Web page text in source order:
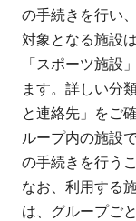
の手続きを行い
対象となる施設
「スポーツ施設
ます。詳しい分
と連絡先」をご
ループ内の施設
の手続きを行う
なお、利用する
は、グループご